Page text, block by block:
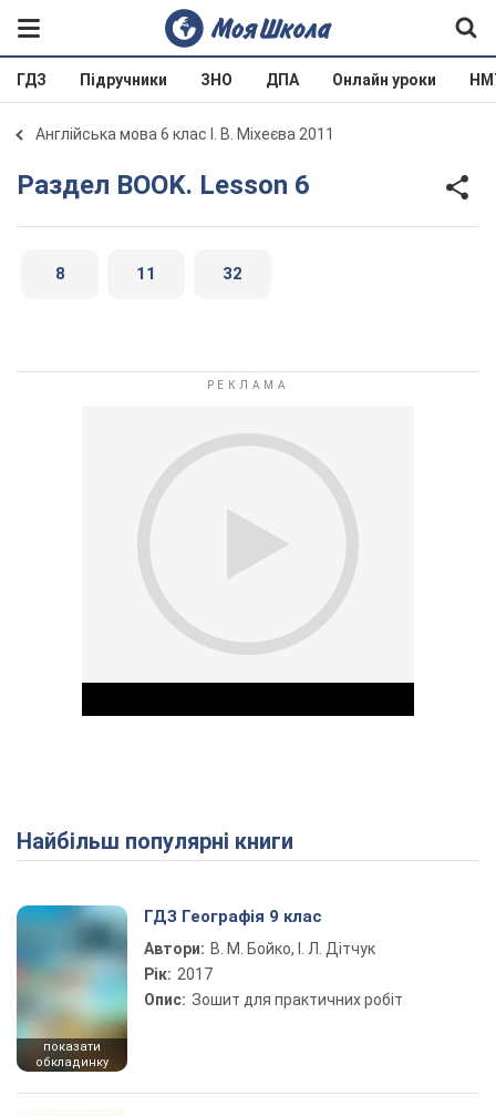
ГДЗ Підручники ЗНО ДПА Онлайн уроки
Англійська мова 6 клас І. В. Міхеєва 2011
Раздел BOOK. Lesson 6
8 11 32
Play Video
Найбільш популярні книги
показати
обкладинку
ГДЗ Географія 9 клас
Автори: В. М. Бойко, І. Л. Дітчук
Рік: 2017
Опис: Зошит для практичних робіт